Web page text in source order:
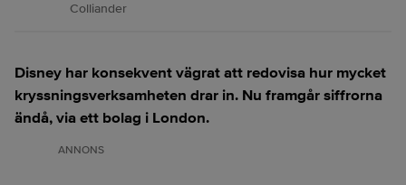
Colliander
Disney har konsekvent vägrat att redovisa hur mycket
kryssningsverksamheten drar in. Nu framgår siffrorna
ändå, via ett bolag i London.
ANNONS